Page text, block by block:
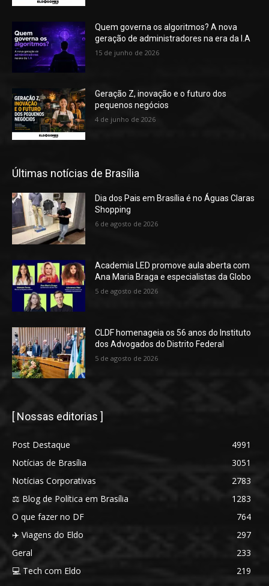
Quem governa os algoritmos? A nova
geração de administradores na era da I.A
15 de junho de 2026
Geração Z, inovação e o futuro dos
pequenos negócios
4 de junho de 2026
Últimas notícias de Brasília
Dia dos Pais em Brasília é no Águas Claras
Shopping
6 de agosto de 2026
Academia LED promove aula aberta com
Ana Maria Braga e especialistas da Globo
5 de agosto de 2026
CLDF homenageia os 56 anos do Instituto
dos Advogados do Distrito Federal
5 de agosto de 2026
[ Nossas editorias ]
Post Destaque
4991
Notícias de Brasília
3051
Notícias Corporativas
2783
⚖️ Blog de Política em Brasília
1283
O que fazer no DF
764
✈️ Viagens do Eldo
297
Geral
233
💻 Tech com Eldo
219